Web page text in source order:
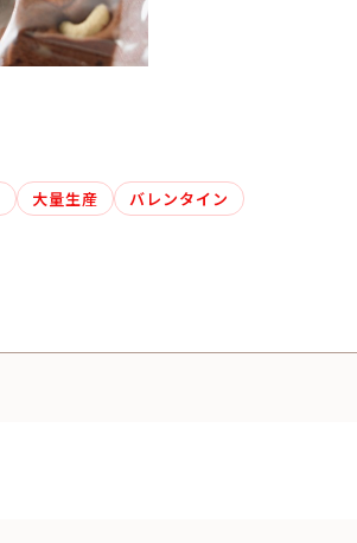
大量生産 バレンタイン